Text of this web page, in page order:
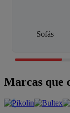
Sofás
Marcas que